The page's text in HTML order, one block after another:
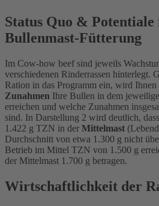
Status Quo & Potentiale
Bullenmast-Fütterung
Im Cow-how beef sind jeweils
verschiedenen Rinderrassen hinterlegt.
Ration in das Programm ein, wird
Zunahmen Ihre Bullen in dem
erreichen und welche Zunahmen
sind. In Darstellung 2 wird deutlich,
1.422 g TZN in der Mittelmast
Durchschnitt von etwa 1.300 g nicht
Betrieb im Mittel TZN von 1.500 g
der Mittelmast 1.700 g betragen.
Wirtschaftlichkeit der